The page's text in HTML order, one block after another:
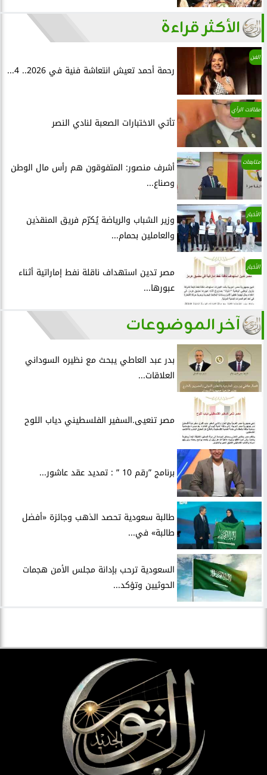
الأكثر قراءة
الفن
رحمة أحمد تعيش انتعاشة فنية في 2026.. 4...
مقالات الرأي
تأتي الاختبارات الصعبة لنادي النصر
متابعات
أشرف منصور: المتفوقون هم رأس مال الوطن
وصناع...
الأخبار
وزير الشباب والرياضة يُكرّم فريق المنقذين
والعاملين بحمام...
الأخبار
مصر تدين استهداف ناقلة نفط إماراتية أثناء
عبورها...
آخر الموضوعات
بدر عبد العاطي يبحث مع نظيره السوداني
العلاقات...
مصر تنعيى.السفير الفلسطيني دياب اللوح
برنامج ”رقم 10 ” : تمديد عقد عاشور...
طالبة سعودية تحصد الذهب وجائزة «أفضل
طالبة» في...
السعودية ترحب بإدانة مجلس الأمن هجمات
الحوثيين وتؤكد...